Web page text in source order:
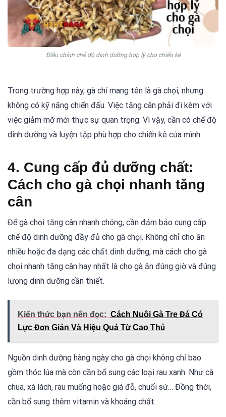
Điều chỉnh chế độ dinh dưỡng hợp lý cho chiến kê
Trong trường hợp này, gà chỉ mang tên là gà chọi, nhưng
không có kỹ năng chiến đấu. Việc tăng cân phải đi kèm với
việc giảm mỡ mới thực sự quan trọng. Vì vậy, cần có chế độ
dinh dưỡng và luyện tập phù hợp cho chiến kê của mình.
4. Cung cấp đủ dưỡng chất:
Cách cho gà chọi nhanh tăng
cân
Để gà chọi tăng cân nhanh chóng, cần đảm bảo cung cấp
chế độ dinh dưỡng đầy đủ cho gà chọi. Không chỉ cho ăn
nhiều hoặc đa dạng các chất dinh dưỡng, mà cách cho gà
chọi nhanh tăng cân hay nhất là cho gà ăn đúng giờ và đúng
lượng dinh dưỡng cần thiết.
Kiến thức bạn nên đọc: Cách Nuôi Gà Tre Đá Có
Lực Đơn Giản Và Hiệu Quả Từ Cao Thủ
Nguồn dinh dưỡng hàng ngày cho gà chọi không chỉ bao
gồm thóc lúa mà còn cần bổ sung các loại rau xanh. Như cà
chua, xà lách, rau muống hoặc giá đỗ, chuối sứ… Đồng thời,
cần bổ sung thêm vitamin và khoáng chất.